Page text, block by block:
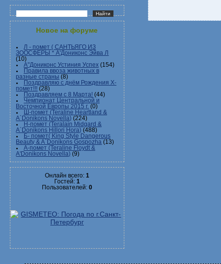
Новое на форуме
Л - помет ( САНТЬЯГО ИЗ
ЗООСФЕРЫ * А'Дониконс Эйва Л
(10)
А"Дониконс Устиния Успех (154)
Правила ввоза животных в
разные страны (8)
Поздравляю с днём Рождения Х-
помет!!! (28)
Поздравляем с 8 Марта! (44)
Чемпионат Центральной и
Восточной Европы 2015 г. (0)
Ш-помет (Teraline Heartland &
A`Donikons Novella) (224)
Н-помет (Teralain Midgard &
A`Donikons Hillori Hora) (488)
Б- помет( King Style Dangerous
Beauty & A`Donikons Gospozha (13)
А-помет (Teraline Floydt &
A'Donikons Novella) (9)
Онлайн всего: 1
Гостей: 1
Пользователей: 0